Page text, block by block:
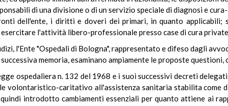
di una divisione o di un servizio speciale di diagnosi e
dell'ente, i diritti e doveri dei primari, in quanto
l'attività libero-professionale presso case di cura
l'Ente "Ospedali di Bologna", rappresentato e difeso dagli
memoria, esaminano ampiamente le proposte
ospedaliera n. 132 del 1968 e i suoi successivi decreti
volontaristico-caritativo all'assistenza sanitaria stabilita come
introdotto cambiamenti essenziali per quanto attiene ai